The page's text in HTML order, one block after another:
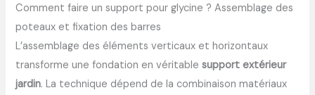
Comment faire un support pour glycine ? Assemblage des
poteaux et fixation des barres
L’assemblage des éléments verticaux et horizontaux
transforme une fondation en véritablesupport extérieur
jardin. La technique dépend de la combinaison matériaux